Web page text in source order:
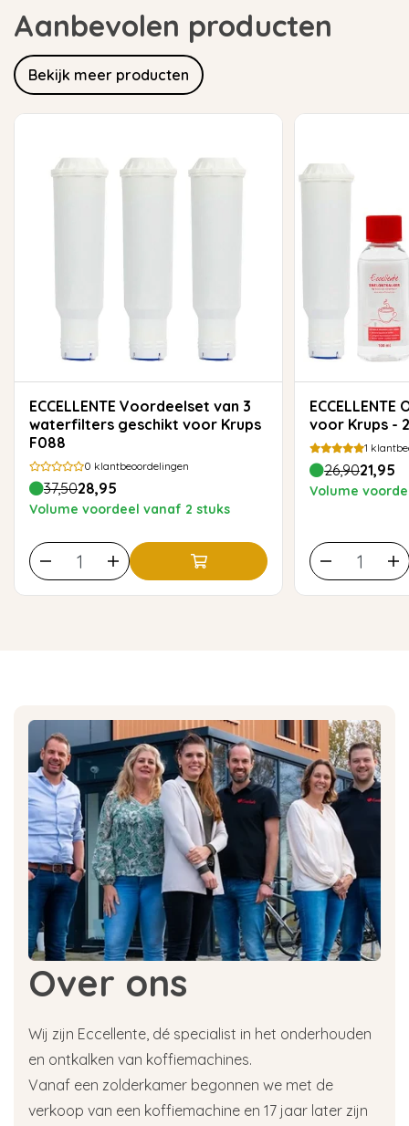
Aanbevolen producten
Bekijk meer producten
ECCELLENTE Voordeelset van 3
waterfilters geschikt voor Krups
F088
0 klantbeoordelingen
37,5028,95
Volume voordeel vanaf 2 stuks
ECCELLENTE Onderhoudspakket
voor Krups -
1
26,9021,95
Volume
Over ons
Wij zijn Eccellente, dé specialist in het onderhouden
en ontkalken van koffiemachines.
Vanaf een zolderkamer begonnen we met de
verkoop van een koffiemachine en 17 jaar later zijn